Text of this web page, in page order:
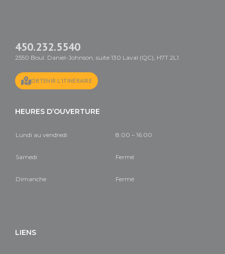
450.232.5540
2550 Boul. Daniel-Johnson, suite 130 Laval (QC), H7T 2L1
OBTENIR L'ITINÉRAIRE
HEURES D’OUVERTURE
Lundi au vendredi 8:00 – 16:00
Samedi Fermé
Dimanche Fermé
LIENS